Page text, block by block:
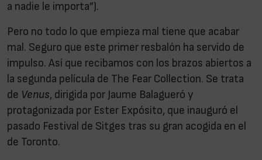
a nadie le importa”).
Pero no todo lo que empieza mal tiene que acabar
mal. Seguro que este primer resbalón ha servido de
impulso. Así que recibamos con los brazos abiertos a
la segunda película de The Fear Collection. Se trata
de Venus, dirigida por Jaume Balagueró y
protagonizada por Ester Expósito, que inauguró el
pasado Festival de Sitges tras su gran acogida en el
de Toronto.